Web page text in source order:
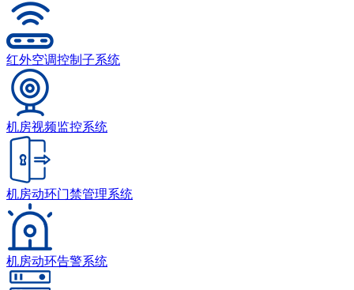
红外空调控制子系统
机房视频监控系统
机房动环门禁管理系统
机房动环告警系统